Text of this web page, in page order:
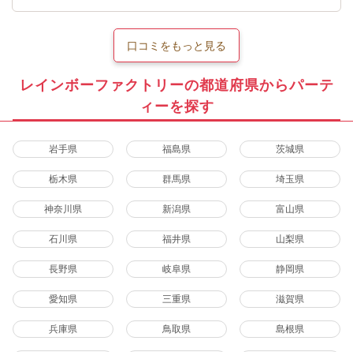
口コミをもっと見る
レインボーファクトリーの都道府県からパーテ
ィーを探す
岩手県 福島県 茨城県
栃木県 群馬県 埼玉県
神奈川県 新潟県 富山県
石川県 福井県 山梨県
長野県 岐阜県 静岡県
愛知県 三重県 滋賀県
兵庫県 鳥取県 島根県